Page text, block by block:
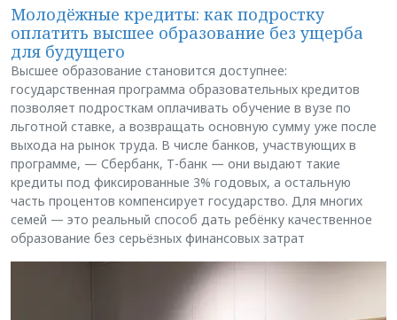
Молодёжные кредиты: как подростку
оплатить высшее образование без ущерба
для будущего
Высшее образование становится доступнее:
государственная программа образовательных кредитов
позволяет подросткам оплачивать обучение в вузе по
льготной ставке, а возвращать основную сумму уже после
выхода на рынок труда. В числе банков, участвующих в
программе, — Сбербанк, Т-банк — они выдают такие
кредиты под фиксированные 3% годовых, а остальную
часть процентов компенсирует государство. Для многих
семей — это реальный способ дать ребёнку качественное
образование без серьёзных финансовых затрат